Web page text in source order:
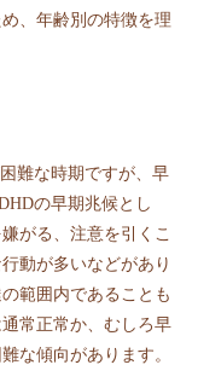
、年齢別の特徴を理
難な時期ですが、早
の早期兆候とし
がる、注意を引くこ
動が多いなどがあり
範囲内であることも
常正常か、むしろ早
な傾向があります。